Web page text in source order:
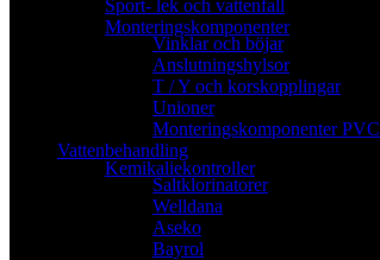
Sport- lek och vattenfall
Monteringskomponenter
Vinklar och böjar
Anslutningshylsor
T / Y och korskopplingar
Unioner
Monteringskomponenter PVC
Vattenbehandling
Kemikaliekontroller
Saltklorinatorer
Welldana
Aseko
Bayrol